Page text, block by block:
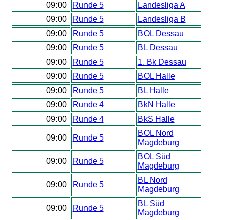
09:00 Runde 5
Landesliga A
09:00
Runde 5
Landesliga B
09:00
Runde 5
BOL Dessau
09:00
Runde 5
BL Dessau
09:00
Runde 5
1. Bk Dessau
09:00
Runde 5
BOL Halle
09:00
Runde 5
BL Halle
09:00
Runde 4
BkN Halle
09:00
Runde 4 BkS Halle
09:00 Runde 5
BOL Nord
Magdeburg
09:00 Runde 5
BOL Süd
Magdeburg
09:00 Runde 5
BL Nord
Magdeburg
09:00 Runde 5
BL Süd
Magdeburg